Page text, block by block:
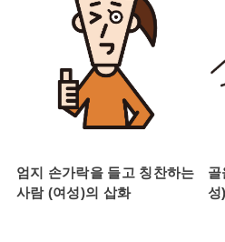
엄지 손가락을 들고 칭찬하는
사람 (여성)의 삽화
골
성